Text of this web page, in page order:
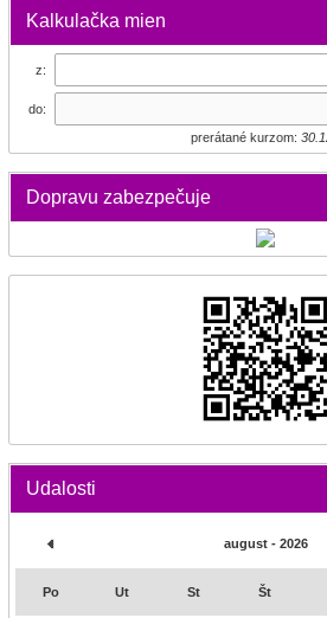
Kalkulačka mien
z:
do:
prerátané kurzom:
Dopravu zabezpečuje
Udalosti
august - 2026
Po Ut St Št